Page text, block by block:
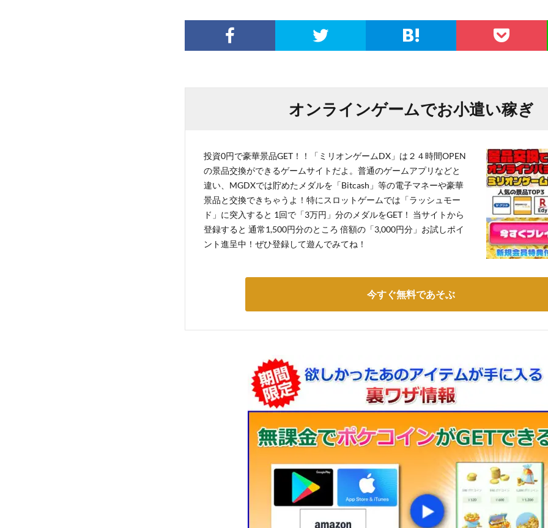
オンラインゲームでお小遣い稼ぎ
投資0円で豪華景品GET！！「ミリオンゲームDX」は２４時間OPEN
の景品交換ができるゲームサイトだよ。普通のゲームアプリなどと
違い、MGDXでは貯めたメダルを「Bitcash」等の電子マネーや豪華
景品と交換できちゃうよ！特にスロットゲームでは「ラッシュモー
ド」に突入すると 1回で「3万円」分のメダルをGET！ 当サイトから
登録すると 通常1,500円分のところ 倍額の「3,000円分」お試しポイ
ント進呈中！ぜひ登録して遊んでみてね！
今すぐ無料であそぶ